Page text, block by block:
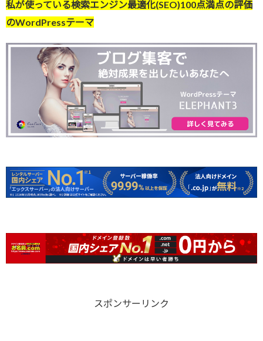
私が使っている検索エンジン最適化(SEO)100点満点の評価
のWordPressテーマ
スポンサーリンク